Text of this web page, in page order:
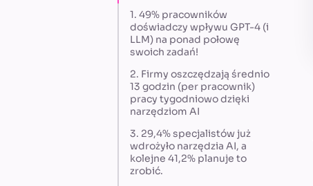
1. 49% pracowników
doświadczy wpływu GPT-4 (i
LLM) na ponad połowę
swoich zadań!
2. Firmy oszczędzają średnio
13 godzin (per pracownik)
pracy tygodniowo dzięki
narzędziom AI
3. 29,4% specjalistów już
wdrożyło narzędzia AI, a
kolejne 41,2% planuje to
zrobić.